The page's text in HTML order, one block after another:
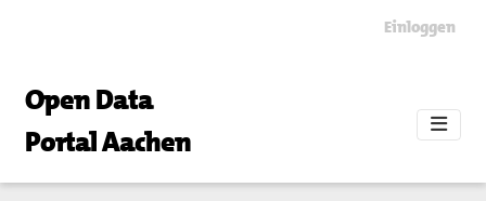
Einloggen
Open Data
Portal Aachen